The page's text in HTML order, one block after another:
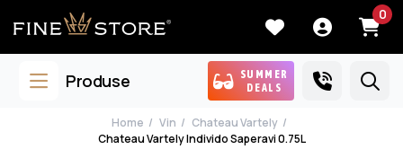
0
Produse
SUMMER
DEALS
Home Vin
Chateau Vartely
Chateau Vartely Individo Saperavi 0.75L